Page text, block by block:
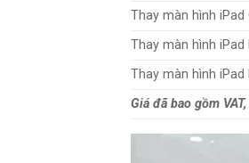
Thay màn hình iPad
Thay màn hình iPad
Thay màn hình iPad
Giá đã bao gồm